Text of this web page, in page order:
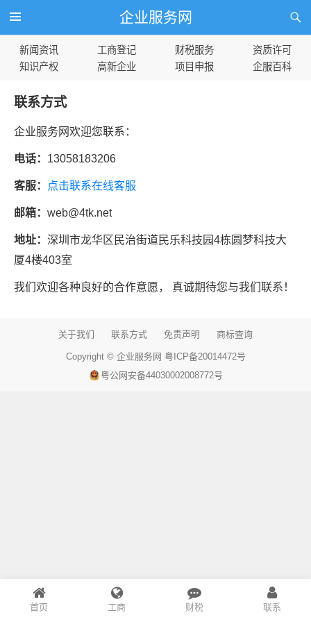
企业服务网
新闻资讯 工商登记 财税服务
资质许可
知识产权
高新企业 项目申报 企服百科
联系方式
企业服务网欢迎您联系：
电话： 13058183206
客服： 点击联系在线客服
邮箱： web@4tk.net
地址： 深圳市龙华区民治街道民乐科技园4栋圆梦科技大
厦4楼403室
我们欢迎各种良好的合作意愿， 真诚期待您与我们联系！
关于我们 联系方式 免责声明 商标查询
Copyright © 企业服务网 粤ICP备20014472号
粤公网安备44030002008772号
首页 工商 财税 联系